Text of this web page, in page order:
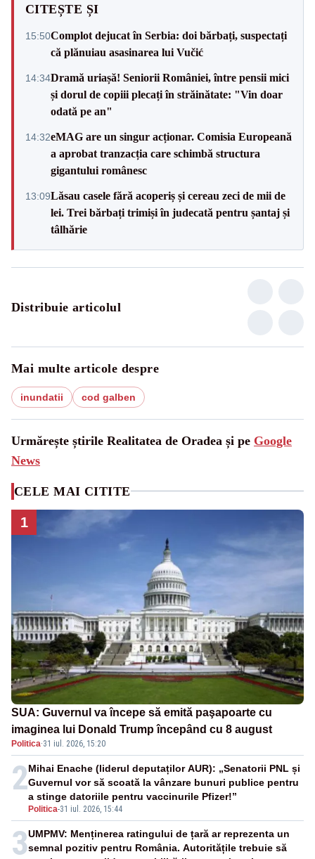
CITEȘTE ȘI
15:50Complot dejucat în Serbia: doi bărbați, suspectați
că plănuiau asasinarea lui Vučić
14:34Dramă uriașă! Seniorii României, între pensii mici
și dorul de copiii plecați în străinătate: "Vin doar
odată pe an"
14:32eMAG are un singur acționar. Comisia Europeană
a aprobat tranzacția care schimbă structura
gigantului românesc
13:09Lăsau casele fără acoperiș și cereau zeci de mii de
lei. Trei bărbați trimiși în judecată pentru șantaj și
tâlhărie
Distribuie articolul
Mai multe articole despre
inundatii cod galben
Urmărește știrile Realitatea de Oradea și pe Google
News
CELE MAI CITITE
1
SUA: Guvernul va începe să emită paşapoarte cu
imaginea lui Donald Trump începând cu 8 august
Politica·31 iul. 2026, 15:20
2
Politica-31 iul. 2026, 15:44
Mihai Enache (liderul deputaților AUR): „Senatorii PNL și
Guvernul vor să scoată la vânzare bunuri publice pentru
a stinge datoriile pentru vaccinurile Pfizer!”
3UMPMV: Menținerea ratingului de țară ar reprezenta un
semnal pozitiv pentru România. Autoritățile trebuie să